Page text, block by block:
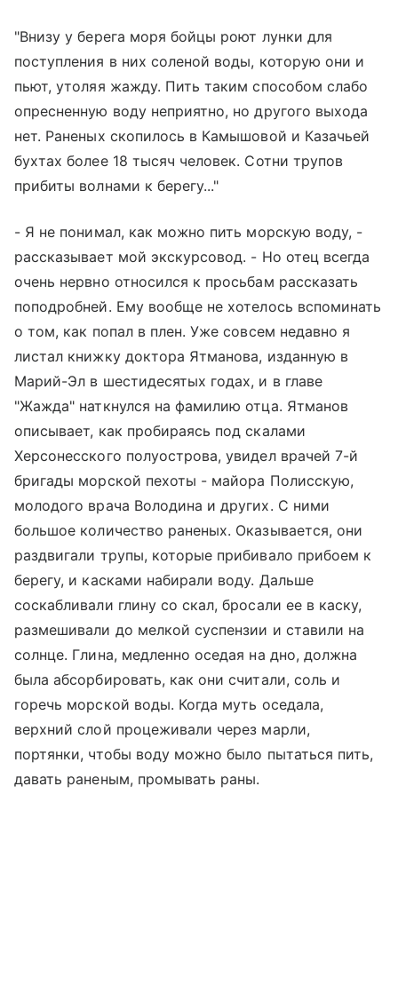
"Внизу у берега моря бойцы роют лунки для
поступления в них соленой воды, которую они и
пьют, утоляя жажду. Пить таким способом слабо
опресненную воду неприятно, но другого выхода
нет. Раненых скопилось в Камышовой и Казачьей
бухтах более 18 тысяч человек. Сотни трупов
прибиты волнами к берегу..."
- Я не понимал, как можно пить морскую воду, -
рассказывает мой экскурсовод. - Но отец всегда
очень нервно относился к просьбам рассказать
поподробней. Ему вообще не хотелось вспоминать
о том, как попал в плен. Уже совсем недавно я
листал книжку доктора Ятманова, изданную в
Марий-Эл в шестидесятых годах, и в главе
"Жажда" наткнулся на фамилию отца. Ятманов
описывает, как пробираясь под скалами
Херсонесского полуострова, увидел врачей 7-й
бригады морской пехоты - майора Полисскую,
молодого врача Володина и других. С ними
большое количество раненых. Оказывается, они
раздвигали трупы, которые прибивало прибоем к
берегу, и касками набирали воду. Дальше
соскабливали глину со скал, бросали ее в каску,
размешивали до мелкой суспензии и ставили на
солнце. Глина, медленно оседая на дно, должна
была абсорбировать, как они считали, соль и
горечь морской воды. Когда муть оседала,
верхний слой процеживали через марли,
портянки, чтобы воду можно было пытаться пить,
давать раненым, промывать раны.